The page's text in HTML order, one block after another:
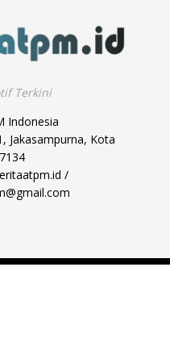
Terkini
Indonesia
Jakasampurna, Kota
/